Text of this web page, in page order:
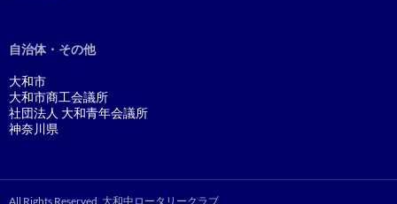
自治体・その他
大和市
大和市商工会議所
社団法人 大和青年会議所
神奈川県
All Rights Reserved. 大和中ロータリークラブ